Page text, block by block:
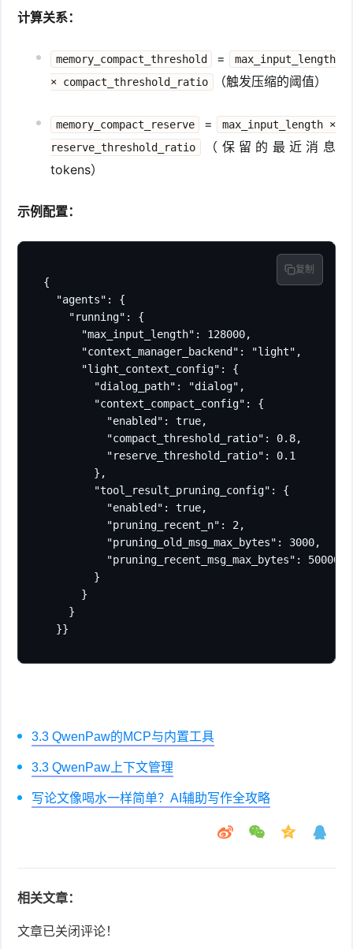
计算关系：
memory_compact_threshold =
max_input_length
× compact_threshold_ratio
（触发压缩的阈值）
memory_compact_reserve =
max_input_length ×
reserve_threshold_ratio
（保留的最近消息
tokens）
示例配置：
复制
{
"agents": {
"running": {
"max_input_length": 128000,
"context_manager_backend": "light",
"light_context_config": {
"dialog_path": "dialog",
"context_compact_config": {
"enabled": true,
"compact_threshold_ratio": 0.8,
"reserve_threshold_ratio": 0.1
},
"tool_result_pruning_config": {
"enabled": true,
"pruning_recent_n": 2,
"pruning_old_msg_max_bytes": 3000,
"pruning_recent_msg_max_bytes": 50000
}
}
}
}}
3.3 QwenPaw的MCP与内置工具
3.3 QwenPaw上下文管理
写论文像喝水一样简单？AI辅助写作全攻略
相关文章：
文章已关闭评论！